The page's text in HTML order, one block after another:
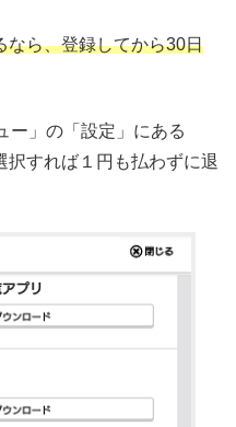
なら、登録してから30日
ー」の「設定」にある
択すれば１円も払わずに退